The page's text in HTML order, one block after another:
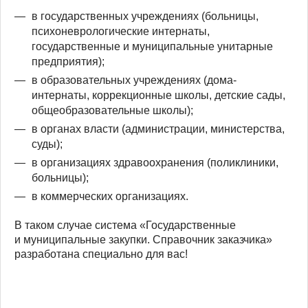
в государственных учреждениях (больницы,
психоневрологические интернаты,
государственные и муниципальные унитарные
предприятия);
в образовательных учреждениях (дома-
интернаты, коррекционные школы, детские сады,
общеобразовательные школы);
в органах власти (администрации, министерства,
суды);
в организациях здравоохранения (поликлиники,
больницы);
в коммерческих организациях.
В таком случае система «Государственные
и муниципальные закупки. Справочник заказчика»
разработана специально для вас!